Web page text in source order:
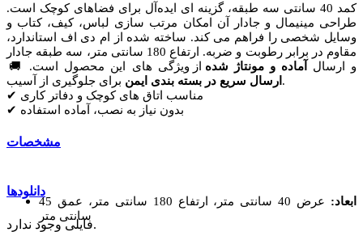
کمد 40 سانتی سه‌ طبقه، گزینه‌ ای ایده‌آل برای فضاهای کوچک است.
طراحی مینیمال و جادار آن امکان مرتب‌ سازی لباس، کیف، کتاب و
وسایل شخصی را فراهم می‌ کند. ساخته‌ شده از ام دی اف استاندارد،
مقاوم در برابر رطوبت و ضربه. ارتفاع 180 سانتی‌ متر، سه طبقه جادار
و ارسال
آماده و مونتاژ شده از ویژگی‌ های این محصول است. 🚚
ارسال سریع در بسته‌ بندی ایمن برای جلوگیری از آسیب.
✔ مناسب اتاق‌ های کوچک و دفاتر کاری
✔ بدون نیاز به نصب، آماده استفاده
مشخصات
ابعاد:
عرض 40 سانتی‌ متر، ارتفاع 180 سانتی‌ متر، عمق 45
سانتی‌ متر
دانلودها
فایلی وجود ندارد.